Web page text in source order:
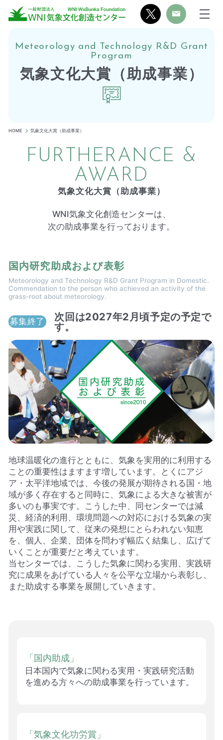
Meteorology and Technology R&D Grant
Program
気象文化大賞（助成事業）
HOME 気象文化大賞（助成事業）
FURTHERANCE &
AWARD
気象文化大賞（助成事業）
WNI気象文化創造センターは、
次の助成事業を行っております。
国内研究助成および表彰
Meteorology and Technology R&D Grant Program in Domestic.
Commendation to the person who achieved an activity of the
grass-root about meteorology.
募集終了
次回は2027年2月頃予定の予定で
す。
地球温暖化の進行とともに、気象を実用的に利用する
ことの重要性はますます増しています。とくにアジ
ア・太平洋地域では、今後の発展が期待される国・地
域が多く存在すると同時に、気象による大きな被害が
多いのも事実です。こうした中、同センターでは減
災、経済的利用、環境問題への対応における気象の実
用や実践に関して、従来の発想にとらわれない知恵
を、個人、企業、団体を問わず幅広く結集し、広げて
いくことが重要だと考えています。
当センターでは、こうした気象に関わる実用、実践研
究に成果をあげている人々を公平な立場から表彰し、
また助成する事業を展開していきます。
「国内助成」
日本国内で気象に関わる実用・実践研究活動
を進める方々への助成事業を行っています。
「気象文化功労賞」